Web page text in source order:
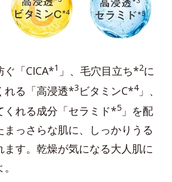
ぐ「CICA*1 」、毛穴目立ち*2に
れる「高浸透*3 ビタミンC*4」、
くれる成分「セラミド*5 」を配
っさらな肌に、しっかりうる
ます。乾燥が気になる大人肌に